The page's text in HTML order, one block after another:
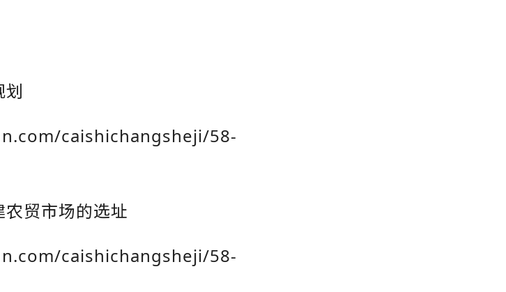
划
caishichangsheji/58-
贸市场的选址
caishichangsheji/58-